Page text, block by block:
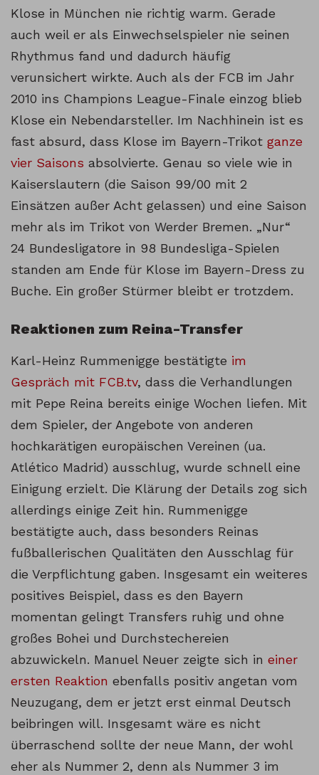
Klose in München nie richtig warm. Gerade
auch weil er als Einwechselspieler nie seinen
Rhythmus fand und dadurch häufig
verunsichert wirkte. Auch als der FCB im Jahr
2010 ins Champions League-Finale einzog blieb
Klose ein Nebendarsteller. Im Nachhinein ist es
fast absurd, dass Klose im Bayern-Trikot ganze
vier Saisons absolvierte. Genau so viele wie in
Kaiserslautern (die Saison 99/00 mit 2
Einsätzen außer Acht gelassen) und eine Saison
mehr als im Trikot von Werder Bremen. „Nur“
24 Bundesligatore in 98 Bundesliga-Spielen
standen am Ende für Klose im Bayern-Dress zu
Buche. Ein großer Stürmer bleibt er trotzdem.
Reaktionen zum Reina-Transfer
Karl-Heinz Rummenigge bestätigte im
Gespräch mit FCB.tv, dass die Verhandlungen
mit Pepe Reina bereits einige Wochen liefen. Mit
dem Spieler, der Angebote von anderen
hochkarätigen europäischen Vereinen (ua.
Atlético Madrid) ausschlug, wurde schnell eine
Einigung erzielt. Die Klärung der Details zog sich
allerdings einige Zeit hin. Rummenigge
bestätigte auch, dass besonders Reinas
fußballerischen Qualitäten den Ausschlag für
die Verpflichtung gaben. Insgesamt ein weiteres
positives Beispiel, dass es den Bayern
momentan gelingt Transfers ruhig und ohne
großes Bohei und Durchstechereien
abzuwickeln. Manuel Neuer zeigte sich in einer
ersten Reaktion ebenfalls positiv angetan vom
Neuzugang, dem er jetzt erst einmal Deutsch
beibringen will. Insgesamt wäre es nicht
überraschend sollte der neue Mann, der wohl
eher als Nummer 2, denn als Nummer 3 im